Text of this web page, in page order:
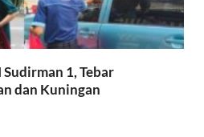
1, Tebar
dan Kuningan